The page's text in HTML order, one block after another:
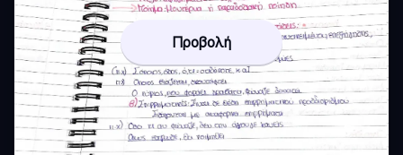
Προβολή